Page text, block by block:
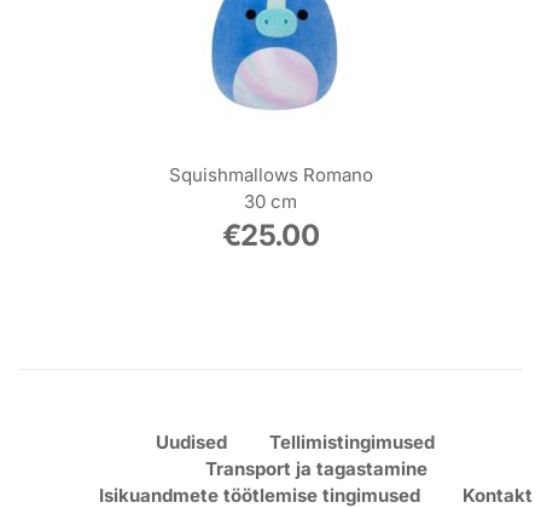
Squishmallows Romano
30 cm
€25.00
Uudised
Tellimistingimused
Transport ja tagastamine
Isikuandmete töötlemise tingimused
Kontakt